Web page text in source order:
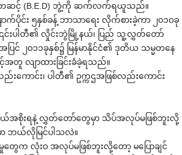
ထိုမှတဆင့် (B.E.D) ဘွဲ့ကို ဆက်လက်ရယူသည်။
က်ပိုင်း ၅နှစ်ခန့် ဘာသာ‌ရေး လိုက်စားခဲ့ကာ ၂၀၁ဝခု
းပါတီ၏ လှိုင်းဘွဲမြို့နယ်၊ ပြည် သူ့လွှတ်‌တော်
င် ၂၀၁၁ခုနှစ်၌ မြန်မာနိုင်ငံ၏ ဒုတိယ သမ္မတ‌နေ
တူ လျာထားခြင်းခံခဲ့ရသည်။
ောင်း၊ ပါတီ၏ ဥက္ကဌအဖြစ်လည်း‌ကောင်း
ည်နယ်အစိုးရနဲ့ လွှတ်‌တော်‌တွေမှာ သိပ်အလုပ်မဖြစ်ဘူးလို့
ာ ဘယ်လိုမြင်ပါသလဲ။
ေက လုံးဝ အလုပ်မဖြစ်ဘူးလို့‌တော့ မ‌ပြောချင်